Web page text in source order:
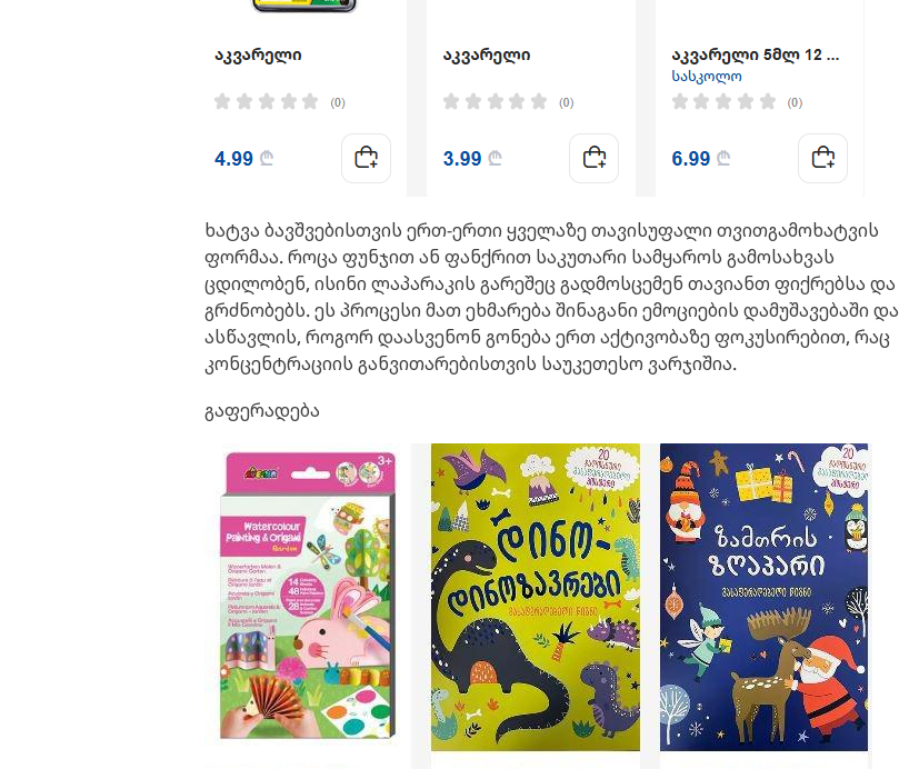
ხატვა ბავშვებისთვის ერთ-ერთი ყველაზე თავისუფალი თვითგამოხატვის
ფორმაა. როცა ფუნჯით ან ფანქრით საკუთარი სამყაროს გამოსახვას
ცდილობენ, ისინი ლაპარაკის გარეშეც გადმოსცემენ თავიანთ ფიქრებსა და
გრძნობებს. ეს პროცესი მათ ეხმარება შინაგანი ემოციების დამუშავებაში და
ასწავლის, როგორ დაასვენონ გონება ერთ აქტივობაზე ფოკუსირებით, რაც
კონცენტრაციის განვითარებისთვის საუკეთესო ვარჯიშია.
გაფერადება